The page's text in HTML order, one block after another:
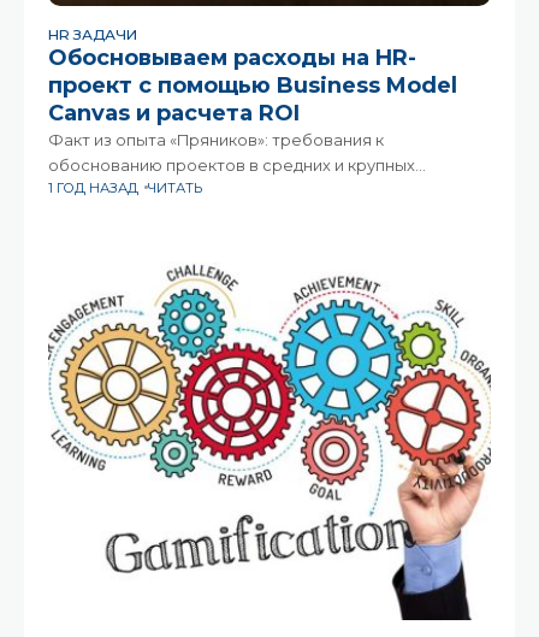
HR ЗАДАЧИ
Обосновываем расходы на HR-
проект с помощью Business Model
Canvas и расчета ROI
Факт из опыта «Пряников»: требования к
обоснованию проектов в средних и крупных
компаниях становятся всё строже. Даже если на
1 ГОД НАЗАД ЧИТАТЬ